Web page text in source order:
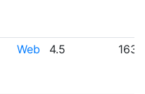
Web 4.5 163